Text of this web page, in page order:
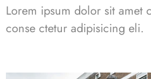
Lorem ipsum dolor sit amet
conse ctetur adipisicing eli.